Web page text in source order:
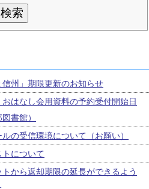
信州」期限更新のお知らせ
はなし会用資料の予約受付開始日
書館）
の受信環境について（お願い）
について
から返却期限の延長ができるよう